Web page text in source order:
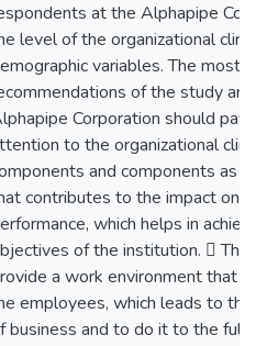
at the Alphapipe
level of the organizational
variables. The most
of the study
Corporation should pay
to the organizational
and components as it
contributes to the impact on
which helps in
of the institution.  The
a work environment that
employees, which leads to
business and to do it to the